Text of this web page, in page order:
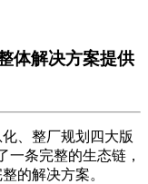
体解决方案提供
、整厂规划四大版
一条完整的生态链，
的解决方案。